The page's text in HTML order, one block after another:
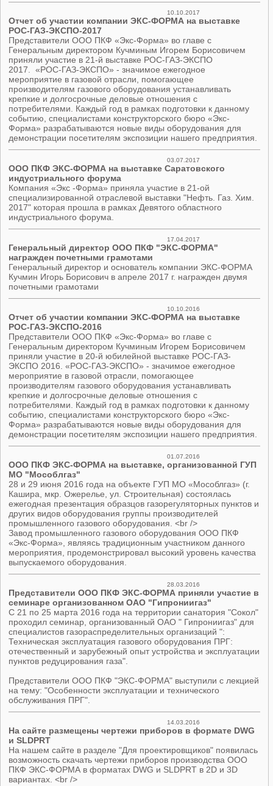
10.10.2017
Отчет об участии компании ЭКС-ФОРМА на выставке
РОС-ГАЗ-ЭКСПО-2017
Представители ООО ПКФ «Экс-Форма» во главе с
Генеральным директором Кучминым Игорем Борисовичем
приняли участие в 21-й выставке РОС-ГАЗ-ЭКСПО
2017. «РОС-ГАЗ-ЭКСПО» - значимое ежегодное
мероприятие в газовой отрасли, помогающее
производителям газового оборудования устанавливать
крепкие и долгосрочные деловые отношения с
потребителями. Каждый год в рамках подготовки к данному
событию, специалистами конструкторского бюро «Экс-
Форма» разрабатываются новые виды оборудования для
демонстрации посетителям экспозиции нашего предприятия.
03.07.2017
ООО ПКФ ЭКС-ФОРМА на выставке Саратовского
индустриального форума
Компания «Экс -Форма» приняла участие в 21-ой
специализированной отраслевой выставки "Нефть. Газ. Хим.
2017" которая прошла в рамках Девятого областного
индустриального форума.
17.04.2017
Генеральный директор ООО ПКФ "ЭКС-ФОРМА"
награжден почетными грамотами
Генеральный директор и основатель компании ЭКС-ФОРМА
Кучмин Игорь Борисович в апреле 2017 г. награжден двумя
почетными грамотами
10.10.2016
Отчет об участии компании ЭКС-ФОРМА на выставке
РОС-ГАЗ-ЭКСПО-2016
Представители ООО ПКФ «Экс-Форма» во главе с
Генеральным директором Кучминым Игорем Борисовичем
приняли участие в 20-й юбилейной выставке РОС-ГАЗ-
ЭКСПО 2016. «РОС-ГАЗ-ЭКСПО» - значимое ежегодное
мероприятие в газовой отрасли, помогающее
производителям газового оборудования устанавливать
крепкие и долгосрочные деловые отношения с
потребителями. Каждый год в рамках подготовки к данному
событию, специалистами конструкторского бюро «Экс-
Форма» разрабатываются новые виды оборудования для
демонстрации посетителям экспозиции нашего предприятия.
01.07.2016
ООО ПКФ ЭКС-ФОРМА на выставке, организованной ГУП
МО "Мособлгаз"
28 и 29 июня 2016 года на объекте ГУП МО «Мособлгаз» (г.
Кашира, мкр. Ожерелье, ул. Строительная) состоялась
ежегодная презентация образцов газорегуляторных пунктов и
других видов оборудования группы производителей
промышленного газового оборудования. <br />
Завод промышленного газового оборудования ООО ПКФ
«Экс-Форма», являясь традиционным участником данного
мероприятия, продемонстрировал высокий уровень качества
выпускаемого оборудования.
28.03.2016
Представители ООО ПКФ ЭКС-ФОРМА приняли участие в
семинаре организованном ОАО "Гипрониигаз"
С 21 по 25 марта 2016 года на территории санатория "Сокол"
проходил семинар, организованный ОАО " Гипрониигаз" для
специалистов газораспределительных организаций ":
Техническая эксплуатация газового оборудования ПРГ:
отечественный и зарубежный опыт устройства и эксплуатации
пунктов редуцирования газа".
Представители ООО ПКФ "ЭКС-ФОРМА" выступили с лекцией
на тему: "Особенности эксплуатации и технического
обслуживания ПРГ".
14.03.2016
На сайте размещены чертежи приборов в формате DWG
и SLDPRT
На нашем сайте в разделе "Для проектировщиков" появилась
возможность скачать чертежи приборов производства ООО
ПКФ ЭКС-ФОРМА в форматах DWG и SLDPRT в 2D и 3D
вариантах. <br />